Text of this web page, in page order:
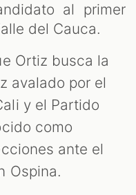
al primer
del Cauca.
Ortiz busca la
avalado por el
y el Partido
como
ante el
Ospina.